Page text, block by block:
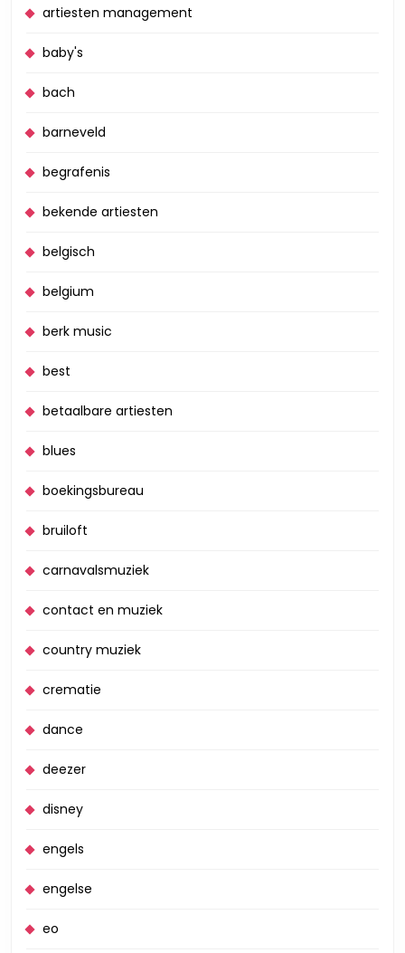
artiesten management
baby's
bach
barneveld
begrafenis
bekende artiesten
belgisch
belgium
berk music
best
betaalbare artiesten
blues
boekingsbureau
bruiloft
carnavalsmuziek
contact en muziek
country muziek
crematie
dance
deezer
disney
engels
engelse
eo